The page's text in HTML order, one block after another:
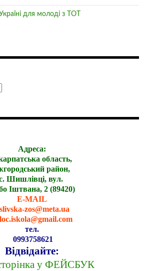
для молоді з ТОТ
Адреса:
область,
район,
Шишлівці, вул.
Іштвана, 2 (89420)
E-MAIL
zos@meta.ua
тел.
0993758621
Відвідайте:
у ФЕЙСБУК